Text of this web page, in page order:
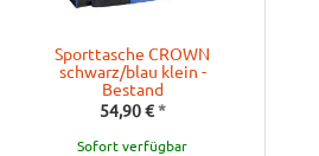
Sporttasche CROWN
schwarz/blau klein -
Bestand
54,90 €*
Sofort verfügbar